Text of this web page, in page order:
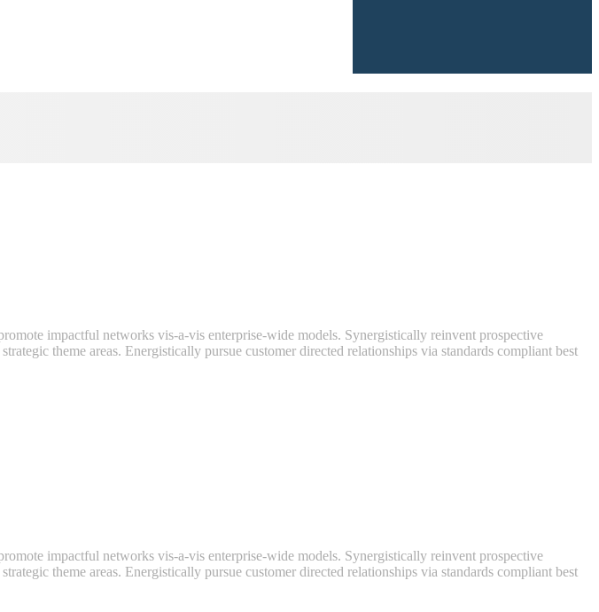
impactful networks vis-a-vis enterprise-wide models. Synergistically reinvent prospective
theme areas. Energistically pursue customer directed relationships via standards compliant best
impactful networks vis-a-vis enterprise-wide models. Synergistically reinvent prospective
theme areas. Energistically pursue customer directed relationships via standards compliant best